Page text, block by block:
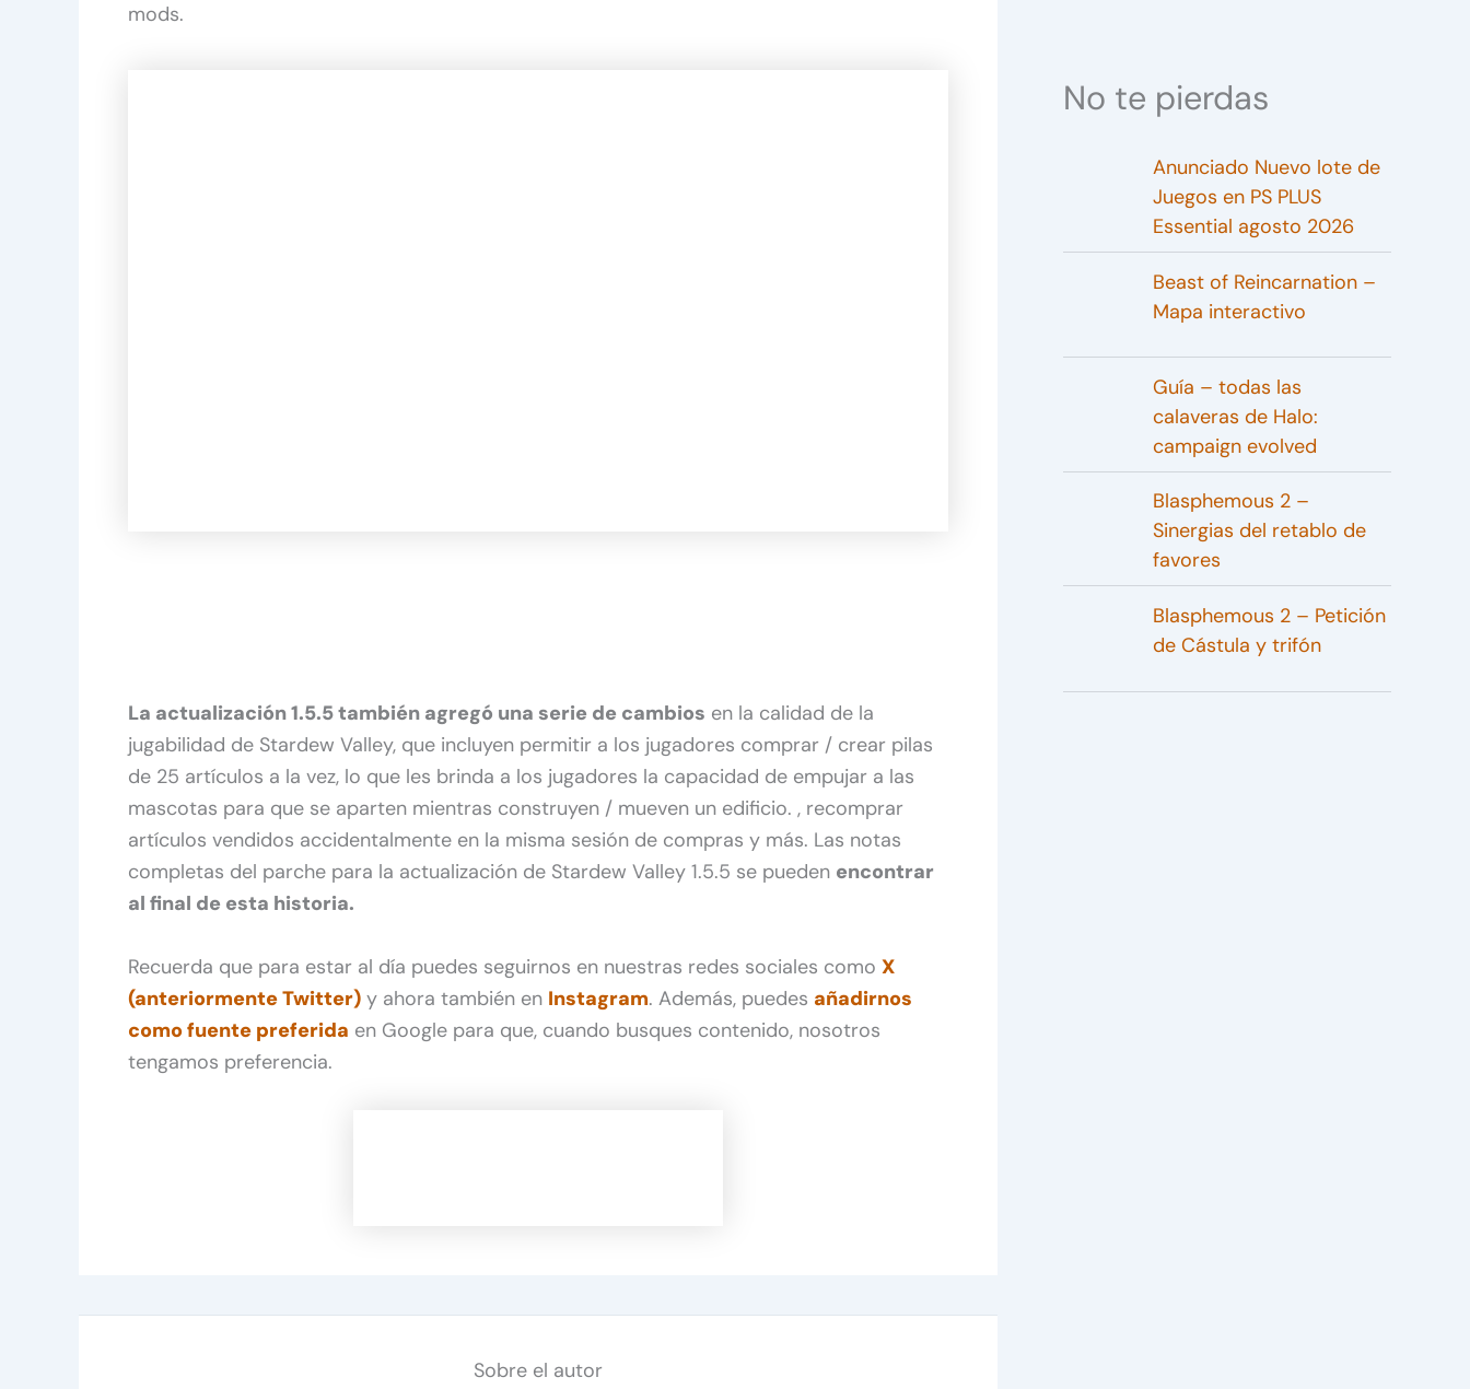
mods.
La actualización 1.5.5 también agregó una serie de cambios en la calidad de la
jugabilidad de Stardew Valley, que incluyen permitir a los jugadores comprar / crear pilas
de 25 artículos a la vez, lo que les brinda a los jugadores la capacidad de empujar a las
mascotas para que se aparten mientras construyen / mueven un edificio. , recomprar
artículos vendidos accidentalmente en la misma sesión de compras y más. Las notas
completas del parche para la actualización de Stardew Valley 1.5.5 se pueden encontrar
al final de esta historia.
Recuerda que para estar al día puedes seguirnos en nuestras redes sociales como X
(anteriormente Twitter) y ahora también en Instagram. Además, puedes añadirnos
como fuente preferida en Google para que, cuando busques contenido, nosotros
tengamos preferencia.
Sobre el autor
No te pierdas
Anunciado Nuevo lote de
Juegos en PS PLUS
Essential agosto 2026
Beast of Reincarnation –
Mapa interactivo
Guía – todas las
calaveras de Halo:
campaign evolved
Blasphemous 2 –
Sinergias del retablo de
favores
Blasphemous 2 – Petición
de Cástula y trifón